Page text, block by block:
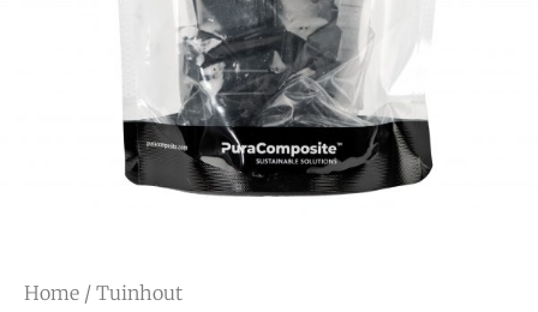
Home / Tuinhout